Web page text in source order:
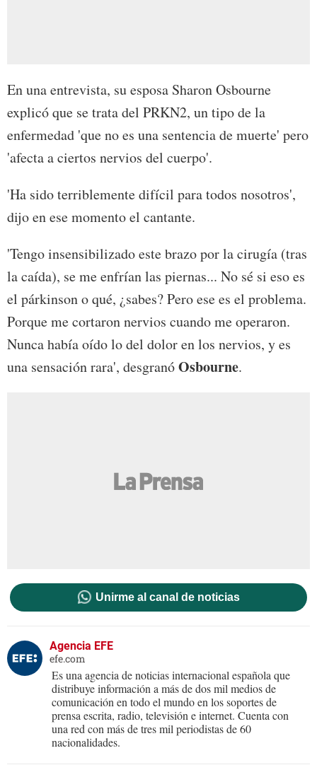
En una entrevista, su esposa Sharon Osbourne
explicó que se trata del PRKN2, un tipo de la
enfermedad 'que no es una sentencia de muerte' pero
'afecta a ciertos nervios del cuerpo'.
'Ha sido terriblemente difícil para todos nosotros',
dijo en ese momento el cantante.
'Tengo insensibilizado este brazo por la cirugía (tras
la caída), se me enfrían las piernas... No sé si eso es
el párkinson o qué, ¿sabes? Pero ese es el problema.
Porque me cortaron nervios cuando me operaron.
Nunca había oído lo del dolor en los nervios, y es
una sensación rara', desgranóOsbourne.
Unirme al canal de noticias
Agencia EFE
efe.com
Es una agencia de noticias internacional española que
distribuye información a más de dos mil medios de
comunicación en todo el mundo en los soportes de
prensa escrita, radio, televisión e internet. Cuenta con
una red con más de tres mil periodistas de 60
nacionalidades.